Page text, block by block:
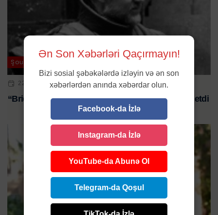
Şou-biznes
22 YAN 2026 | 18:30
“Bridget Jones”un ulduzu Donald Douglas vəfat etdi
Ən Son Xəbərləri Qaçırmayın!
Bizi sosial şəbəkələrdə izləyin və ən son
xəbərlərdən anında xəbərdar olun.
Facebook-da İzlə
Instagram-da İzlə
YouTube-da Abunə Ol
Telegram-da Qoşul